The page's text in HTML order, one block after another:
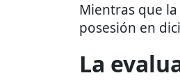
Mientras que
posesión en
La